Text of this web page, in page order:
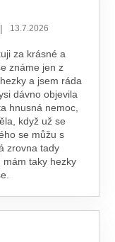
obchodu je 5 z 5
| 13.7.2026
za krásné a
známe jen z
a jsem ráda
dávno objevila
hnusná nemoc,
když už se
se můžu s
zrovna tady
mám taky hezky